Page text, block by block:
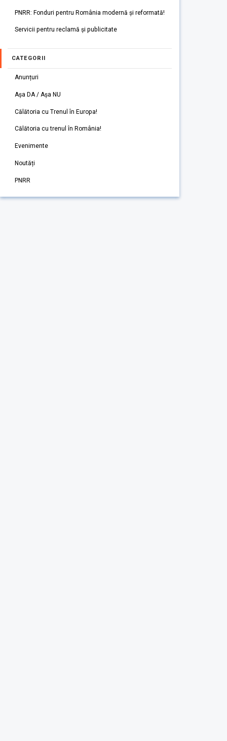
PNRR: Fonduri pentru România modernă și reformată!
Servicii pentru reclamă și publicitate
CATEGORII
Anunțuri
Așa DA / Așa NU
Călătoria cu Trenul în Europa!
Călătoria cu trenul în România!
Evenimente
Noutăți
PNRR